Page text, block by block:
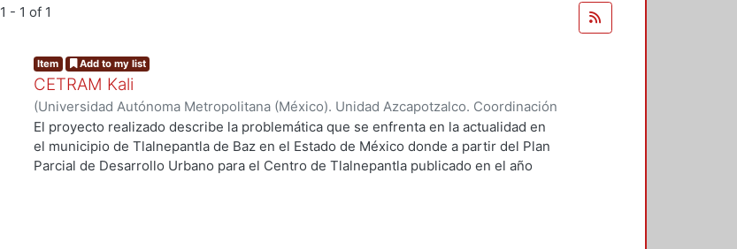
1 - 1 of 1
Item Add to my list
CETRAM Kali
(Universidad Autónoma Metropolitana (México). Unidad Azcapotzalco. Coordinación
de Servicios de Información.,2018-09)Borjes Flores, Enya Kassandra;Díaz
Domínguez, Luis Enrique
El proyecto realizado describe la problemática que se enfrenta en la actualidad en
el municipio de Tlalnepantla de Baz en el Estado de México donde a partir del Plan
Parcial de Desarrollo Urbano para el Centro de Tlalnepantla publicado en el año